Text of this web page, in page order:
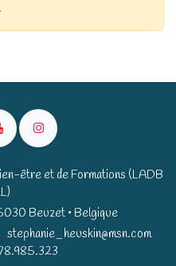
être et de Formations (LADB
Beuzet • Belgique​​
stephanie_heuskin@msn.com